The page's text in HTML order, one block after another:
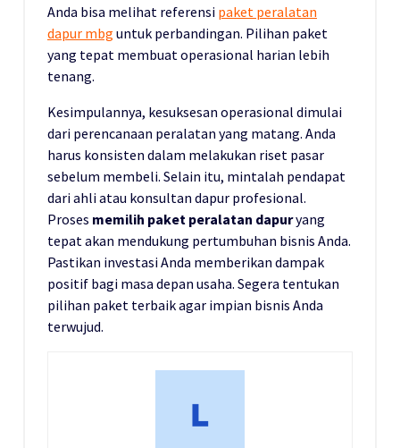
Anda bisa melihat referensi paket peralatan
dapur mbg untuk perbandingan. Pilihan paket
yang tepat membuat operasional harian lebih
tenang.
Kesimpulannya, kesuksesan operasional dimulai
dari perencanaan peralatan yang matang. Anda
harus konsisten dalam melakukan riset pasar
sebelum membeli. Selain itu, mintalah pendapat
dari ahli atau konsultan dapur profesional.
Proses memilih paket peralatan dapuryang
tepat akan mendukung pertumbuhan bisnis Anda.
Pastikan investasi Anda memberikan dampak
positif bagi masa depan usaha. Segera tentukan
pilihan paket terbaik agar impian bisnis Anda
terwujud.